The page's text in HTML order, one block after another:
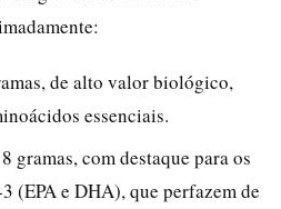
de alto valor biológico,
essenciais.
gramas, com destaque para os
(EPA e DHA), que perfazem de